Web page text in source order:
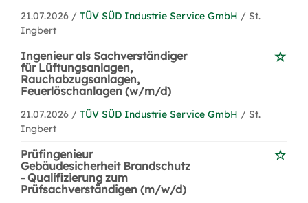
21.07.2026 / TÜV SÜD Industrie Service GmbH / St.
Ingbert
Ingenieur als Sachverständiger
für Lüftungsanlagen,
Rauchabzugsanlagen,
Feuerlöschanlagen (w/m/d)
21.07.2026 / TÜV SÜD Industrie Service GmbH / St.
Ingbert
Prüfingenieur
Gebäudesicherheit Brandschutz
- Qualifizierung zum
Prüfsachverständigen (m/w/d)